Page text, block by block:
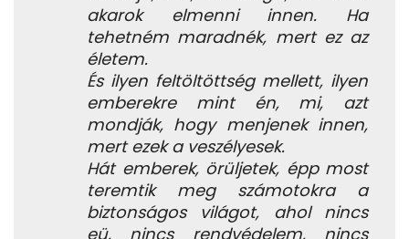
akarok elmenni innen. Ha
tehetném maradnék, mert ez az
életem.
És ilyen feltöltöttség mellett, ilyen
emberekre mint én, mi, azt
mondják, hogy menjenek innen,
mert ezek a veszélyesek.
Hát emberek, örüljetek, épp most
teremtik meg számotokra a
biztonságos világot, ahol nincs
eü, nincs rendvédelem, nincs